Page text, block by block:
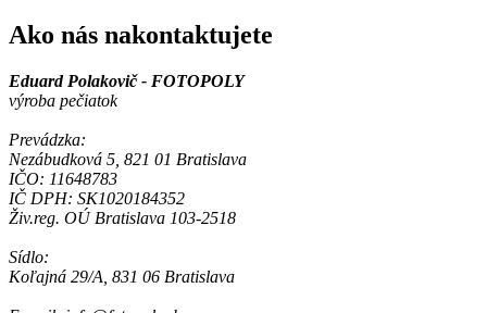
Ako nás nakontaktujete
Eduard Polakovič - FOTOPOLY
výroba pečiatok
Prevádzka:
Nezábudková 5, 821 01 Bratislava
IČO: 11648783
IČ DPH: SK1020184352
Živ.reg. OÚ Bratislava 103-2518
Sídlo:
Koľajná 29/A, 831 06 Bratislava